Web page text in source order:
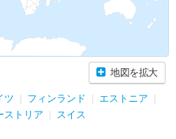
地図を拡大
ツ フィンランド
エストニア
ストリア スイス